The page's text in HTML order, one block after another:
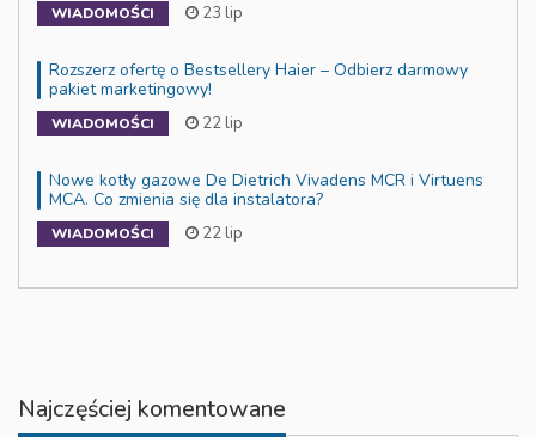
WIADOMOŚCI 23 lip
Rozszerz ofertę o Bestsellery Haier – Odbierz darmowy
pakiet marketingowy!
WIADOMOŚCI 22 lip
Nowe kotły gazowe De Dietrich Vivadens MCR i Virtuens
MCA. Co zmienia się dla instalatora?
WIADOMOŚCI 22 lip
Najczęściej komentowane